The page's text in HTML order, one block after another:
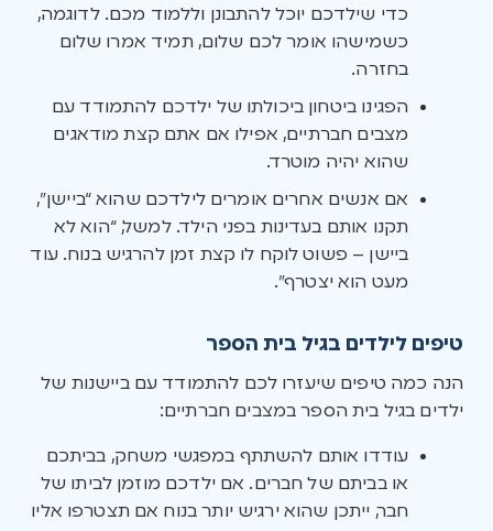
כדי שילדכם יוכל להתבונן וללמוד מכם. לדוגמה,
כשמישהו אומר לכם שלום, תמיד אמרו שלום
בחזרה.
הפגינו ביטחון ביכולתו של ילדכם להתמודד עם
מצבים חברתיים, אפילו אם אתם קצת מודאגים
שהוא יהיה מוטרד.
אם אנשים אחרים אומרים לילדכם שהוא “ביישן”,
תקנו אותם בעדינות בפני הילד. למשל, “הוא לא
ביישן – פשוט לוקח לו קצת זמן להרגיש בנוח. עוד
מעט הוא יצטרף”.
טיפים לילדים בגיל בית הספר
הנה כמה טיפים שיעזרו לכם להתמודד עם ביישנות של
ילדים בגיל בית הספר במצבים חברתיים:
עודדו אותם להשתתף במפגשי משחק, בביתכם
או בביתם של חברים. אם ילדכם מוזמן לביתו של
חבר, ייתכן שהוא ירגיש יותר בנוח אם תצטרפו אליו